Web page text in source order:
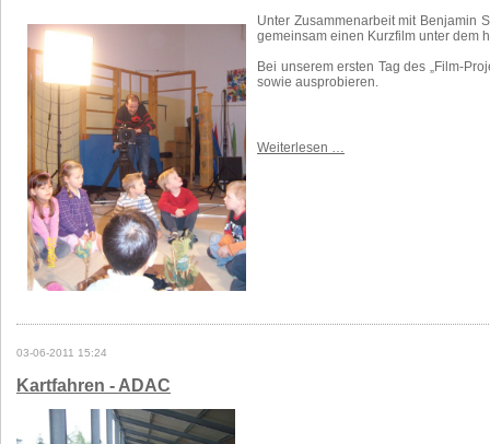
Unter Zusammenarbeit mit Benjamin
gemeinsam einen Kurzfilm unter dem
Bei unserem ersten Tag des „Film-
sowie ausprobieren.
Weiterlesen …
03-06-2011 15:24
Kartfahren - ADAC